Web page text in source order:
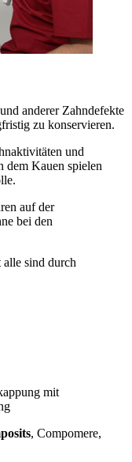
anderer Zahndefekte
zu konservieren.
und
dem Kauen spielen
auf der
bei den
sind durch
mit
, Compomere,